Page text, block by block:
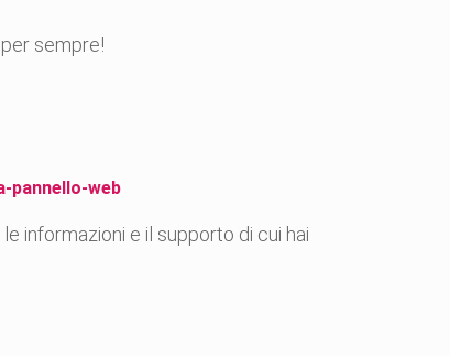
sempre!
pannello-web
informazioni e il supporto di cui hai